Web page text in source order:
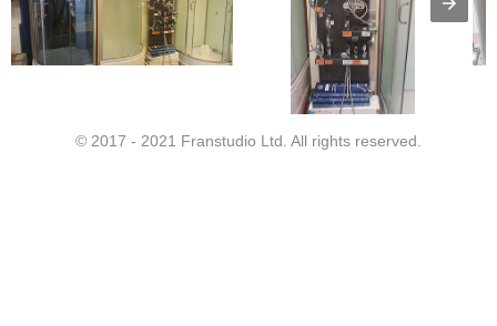
© 2017 - 2021 Franstudio Ltd. All rights reserved.